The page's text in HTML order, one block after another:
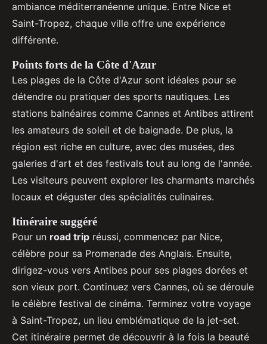
ambiance méditerranéenne unique. Entre Nice et
Saint-Tropez, chaque ville offre une expérience
différente.
Points forts de la Côte d'Azur
Les plages de la Côte d'Azur sont idéales pour se
détendre ou pratiquer des sports nautiques. Les
stations balnéaires comme Cannes et Antibes attirent
les amateurs de soleil et de baignade. De plus, la
région est riche en culture, avec des musées, des
galeries d'art et des festivals tout au long de l'année.
Les visiteurs peuvent explorer les charmants marchés
locaux et déguster des spécialités culinaires.
Itinéraire suggéré
Pour un road trip réussi, commencez par Nice,
célèbre pour sa Promenade des Anglais. Ensuite,
dirigez-vous vers Antibes pour ses plages dorées et
son vieux port. Continuez vers Cannes, où se déroule
le célèbre festival de cinéma. Terminez votre voyage
à Saint-Tropez, un lieu emblématique de la jet-set.
Cet itinéraire permet de découvrir à la fois la beauté